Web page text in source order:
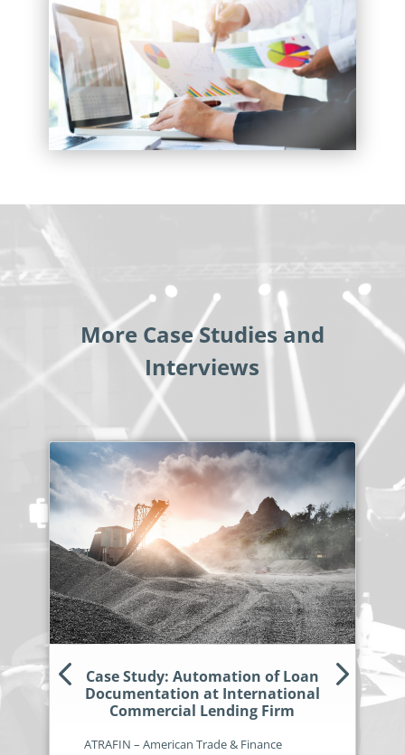
More Case Studies and
Interviews
Case Study: Automation of Loan
Documentation at International
Commercial Lending Firm
ATRAFIN – American Trade & Finance